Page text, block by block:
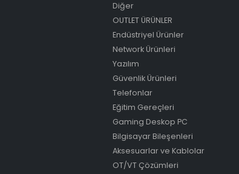
Diğer
OUTLET ÜRÜNLER
Endüstriyel Ürünler
Network Ürünleri
Yazılım
Güvenlik Ürünleri
Telefonlar
Eğitim Gereçleri
Gaming Deskop PC
Bilgisayar Bileşenleri
Aksesuarlar ve Kablolar
OT/VT Çözümleri